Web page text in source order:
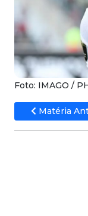
Foto: IMAGO /
Matéria